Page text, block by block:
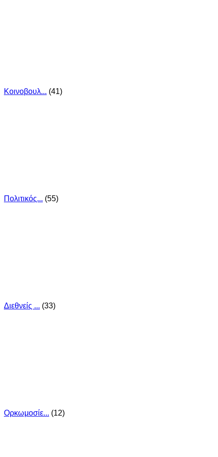
Κοινοβουλ... (41)
Πολιτικός... (55)
Διεθνείς ... (33)
Ορκωμοσίε... (12)